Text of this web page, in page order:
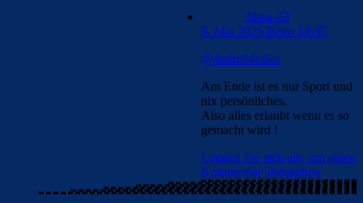
Alma-03
5. Mai 2025 Beim 14:35
@dinho84culer
Am Ende ist es nur Sport und
nix persönliches.
Also alles erlaubt wenn es so
gemacht wird !
Loggen Sie sich ein, um einen
Kommentar abzugeben